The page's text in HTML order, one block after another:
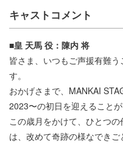
キャストコメント
■皇 天馬 役：陳内 将
皆さま、いつもご声援有難
す。
おかげさまで、MANKAI
2023〜の初日を迎えることが
この歳月をかけて、ひとつ
は、改めて奇跡の様なでき